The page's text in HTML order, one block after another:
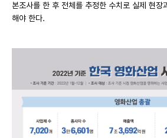
본조사를 한 후 전체를 추정한 수치로 실제 현장
해야 한다.